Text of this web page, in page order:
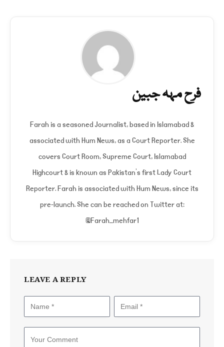
فرح مہہ جبین
Farah is a seasoned Journalist, based in Islamabad &
associated with Hum News, as a Court Reporter. She
covers Court Room, Supreme Court, Islamabad
Highcourt & is known as Pakistan's first Lady Court
Reporter. Farah is associated with Hum News, since its
pre-launch. She can be reached on Twitter at:
@Farah_mehfar1
LEAVE A REPLY